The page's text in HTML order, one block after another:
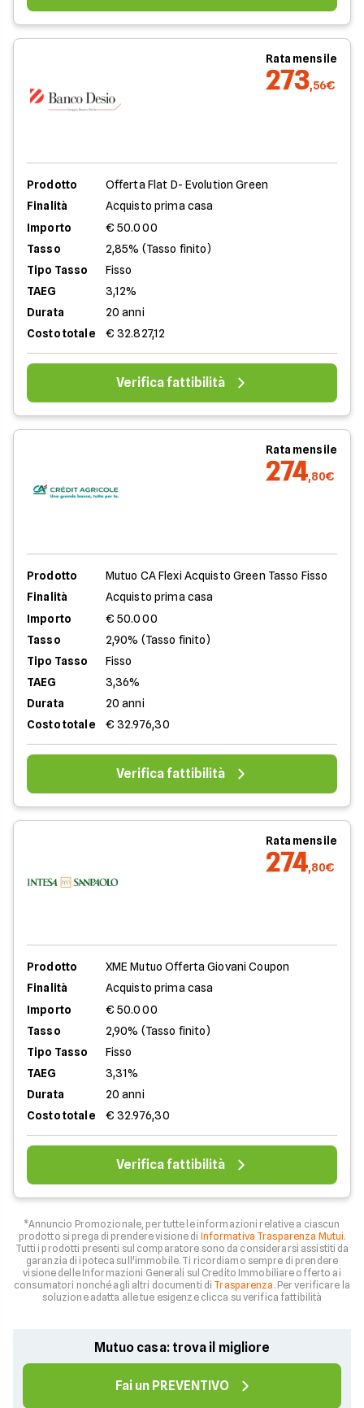
Rata mensile
273,56€
Prodotto
Offerta Flat D- Evolution Green
Finalità
Acquisto prima casa
Importo
€ 50.000
Tasso
2,85% (Tasso finito)
Tipo Tasso
Fisso
TAEG
3,12%
Durata
20 anni
Costo totale
€ 32.827,12
Verifica fattibilità
Rata mensile
274,80€
Prodotto
Mutuo CA Flexi Acquisto Green Tasso Fisso
Finalità
Acquisto prima casa
Importo
€ 50.000
Tasso
2,90% (Tasso finito)
Tipo Tasso
Fisso
TAEG
3,36%
Durata
20 anni
Costo totale
€ 32.976,30
Verifica fattibilità
Rata mensile
274,80€
Prodotto
XME Mutuo Offerta Giovani Coupon
Finalità
Acquisto prima casa
Importo
€ 50.000
Tasso
2,90% (Tasso finito)
Tipo Tasso
Fisso
TAEG
3,31%
Durata
20 anni
Costo totale
€ 32.976,30
Verifica fattibilità
*Annuncio Promozionale, per tutte le informazioni relative a ciascun
prodotto si prega di prendere visione di Informativa Trasparenza Mutui.
Tutti i prodotti presenti sul comparatore sono da considerarsi assistiti da
garanzia di ipoteca sull'immobile. Ti ricordiamo sempre di prendere
visione delle Informazioni Generali sul Credito Immobiliare offerto ai
consumatori nonché agli altri documenti di Trasparenza . Per verificare la
soluzione adatta alle tue esigenze clicca su verifica fattibilità
Mutuo casa: trova il migliore
Fai un PREVENTIVO